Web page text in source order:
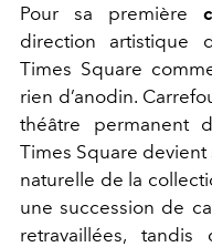
Pour sa première
direction artistique
Times Square
rien d’anodin.
théâtre permanent
Times Square
naturelle de la
une succession de
retravaillées,